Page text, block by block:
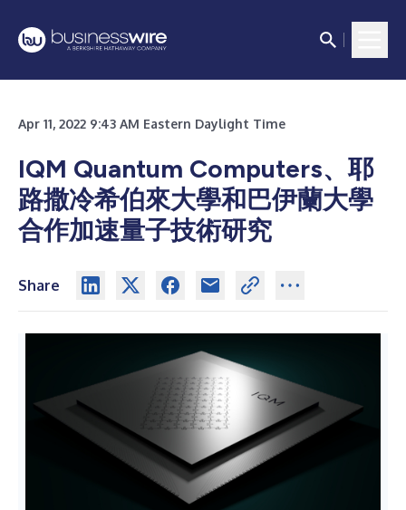
Apr 11, 2022 9:43 AM Eastern Daylight Time
IQM Quantum Computers、耶
路撒冷希伯來大學和巴伊蘭大學
合作加速量子技術研究
Share